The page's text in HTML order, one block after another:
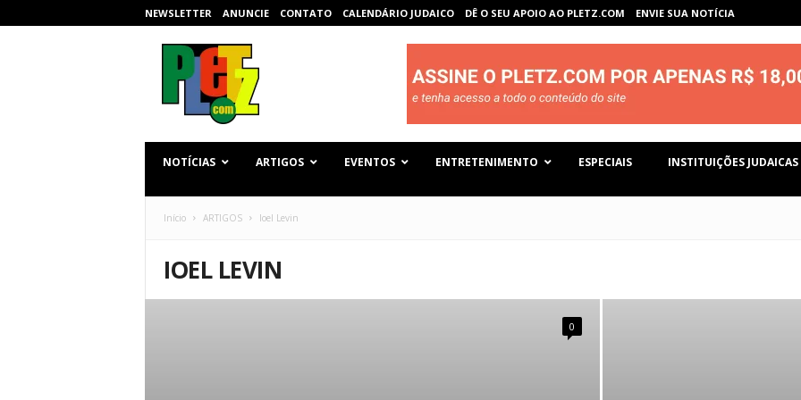
NEWSLETTER ANUNCIE CONTATO CALENDÁRIO JUDAICO DÊ O SEU APOIO AO PLETZ.COM ENVIE SUA NOTÍCIA
NOTÍCIAS ARTIGOS EVENTOS ENTRETENIMENTO ESPECIAIS INSTITUIÇÕES JUDAICAS
Início ARTIGOS Ioel Levin
IOEL LEVIN
0